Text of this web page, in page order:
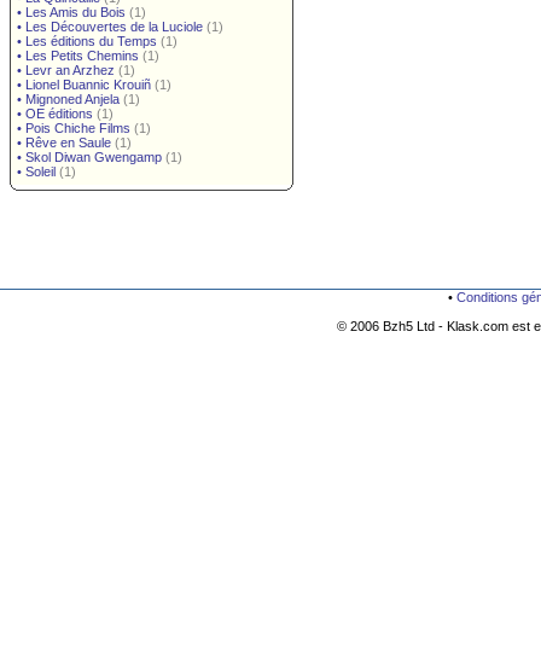
• Les Amis du Bois (1)
• Les Découvertes de la Luciole (1)
• Les éditions du Temps (1)
• Les Petits Chemins (1)
• Levr an Arzhez (1)
• Lionel Buannic Krouiñ (1)
• Mignoned Anjela (1)
• OE éditions (1)
• Pois Chiche Films (1)
• Rêve en Saule (1)
• Skol Diwan Gwengamp (1)
• Soleil (1)
• Conditions
© 2006 Bzh5 Ltd - Klask.com est